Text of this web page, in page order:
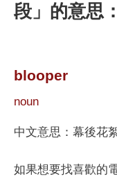
段」的意思：
blooper
noun
中文意思：幕後花
如果想要找喜歡的